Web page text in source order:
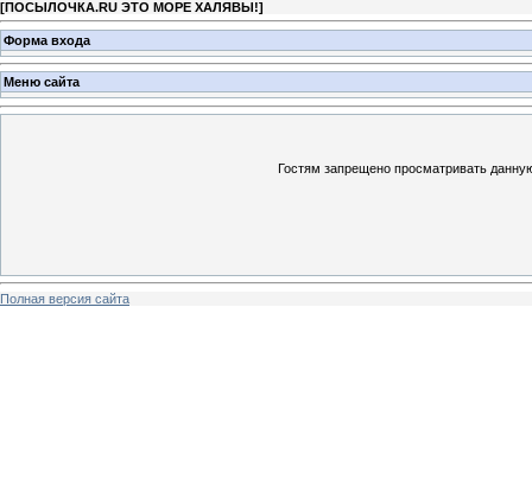
[ПОСЫЛОЧКА.RU ЭТО МОРЕ ХАЛЯВЫ!]
Форма входа
Меню сайта
Гостям запрещено просматривать
Полная версия сайта